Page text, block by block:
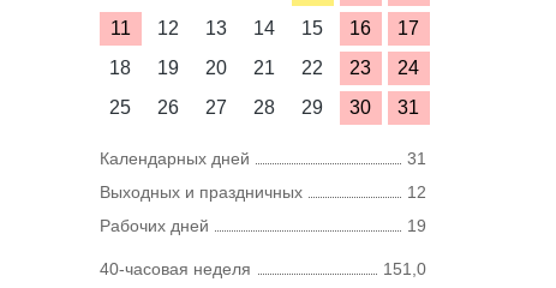
11
12 13 14 15 16
17
18
19 20 21 22 23
24
25
26 27 28 29 30 31
Календарных дней
31
Выходных и праздничных
12
Рабочих дней
19
40-часовая неделя
151,0